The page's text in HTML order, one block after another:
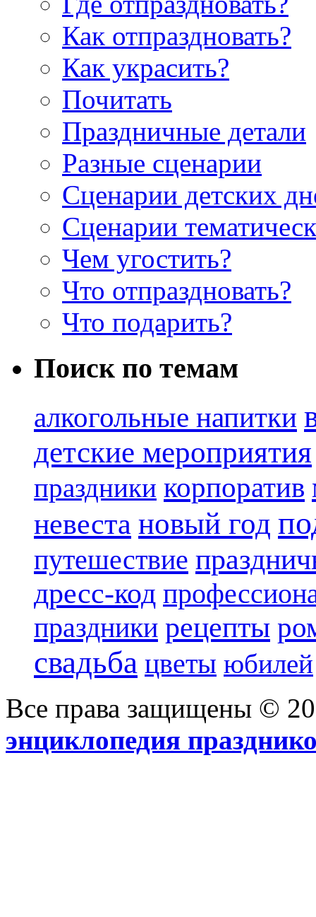
Как отпраздновать?
Как украсить?
Почитать
Праздничные детали
Разные сценарии
Сценарии детских
Сценарии
Чем угостить?
Что отпраздновать?
Что подарить?
Поиск по темам
алкогольные напитки
детские мероприятия
праздники корпоратив
невеста новый год
путешествие
дресс-код
праздники рецепты
свадьба цветы юбилей
Все права защищены ©
энциклопедия